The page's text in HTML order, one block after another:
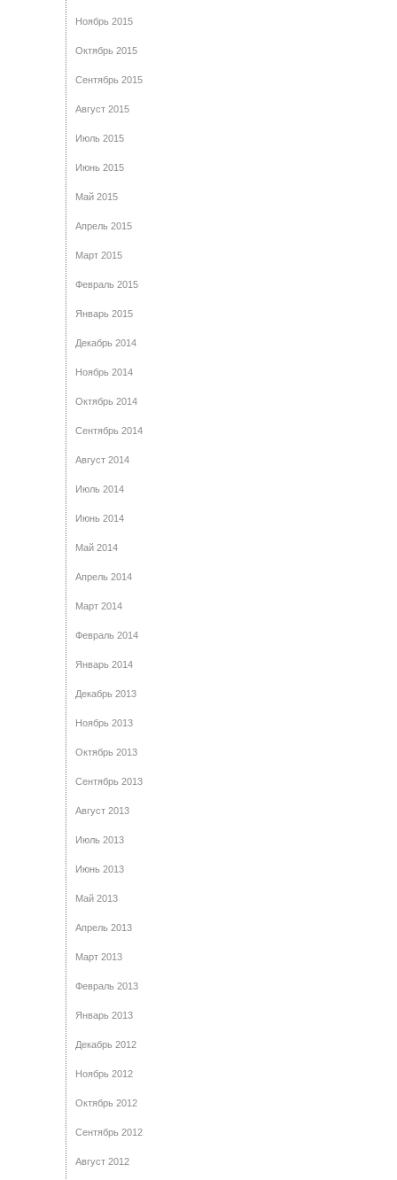
Ноябрь 2015
Октябрь 2015
Сентябрь 2015
Август 2015
Июль 2015
Июнь 2015
Май 2015
Апрель 2015
Март 2015
Февраль 2015
Январь 2015
Декабрь 2014
Ноябрь 2014
Октябрь 2014
Сентябрь 2014
Август 2014
Июль 2014
Июнь 2014
Май 2014
Апрель 2014
Март 2014
Февраль 2014
Январь 2014
Декабрь 2013
Ноябрь 2013
Октябрь 2013
Сентябрь 2013
Август 2013
Июль 2013
Июнь 2013
Май 2013
Апрель 2013
Март 2013
Февраль 2013
Январь 2013
Декабрь 2012
Ноябрь 2012
Октябрь 2012
Сентябрь 2012
Август 2012